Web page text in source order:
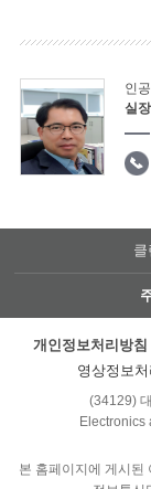
인
실
클
개인정보처리방침
영상정보
(34129)
Electronics
본 홈페이지에 게시된